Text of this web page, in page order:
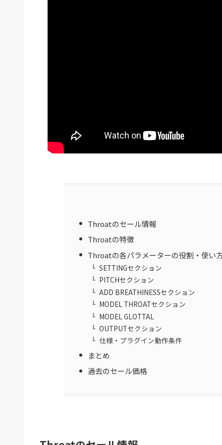
Throatのセール情報
Throatの特徴
Throatの各パラメーターの役割・使い
SETTINGセクション
PITCHセクション
ADD BREATHINESSセクション
MODEL THROATセクション
MODEL GLOTTAL
OUTPUTセクション
仕様・プラグイン動作条件
まとめ
過去のセール価格